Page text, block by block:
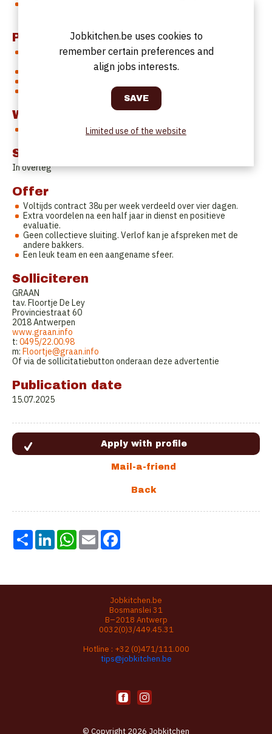
Profile
Het is iets wat je graag doet. Motivatie is belangrijker dan
Je kan goed werken in een team.
Je kan tempo aanhouden.
Work Schedule
4 dagen week waarvan ook weekend
Start date
In overleg
Offer
Voltijds contract 38u per week verdeeld over vier dagen.
Extra voordelen na een half jaar in dienst en positieve
evaluatie.
Geen collectieve sluiting. Verlof kan je afspreken met de
andere bakkers.
Een leuk team en een aangename sfeer.
Solliciteren
GRAAN
tav. Floortje De Ley
Provinciestraat 60
2018 Antwerpen
www.graan.info
t: 0495/22.00.98
m: Floortje@graan.info
Of via de sollicitatiebutton onderaan deze advertentie
Publication date
15.07.2025
Share LinkedInWhatsApp
Email
Jobkitchen.be
Bosmanslei 31
B–2018 Antwerp
0032(0)3/449.45.31
Hotline : +32 (0)471/111.000
tips@jobkitchen.be
© Copyright 2026 Jobkitchen
Jobkitchen.be uses cookies to
remember certain preferences and
align jobs interests.
Limited use of the website